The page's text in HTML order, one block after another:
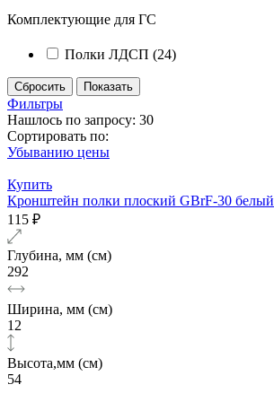
Комплектующие для ГС
Полки ЛДСП (24)
Фильтры
Нашлось по запросу: 30
Сортировать по:
Убыванию цены
Купить
Кронштейн полки плоский GBrF-30 белый
115 ₽
Глубина, мм (см)
292
Ширина, мм (см)
12
Высота,мм (см)
54